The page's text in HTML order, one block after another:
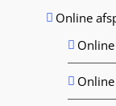
Online